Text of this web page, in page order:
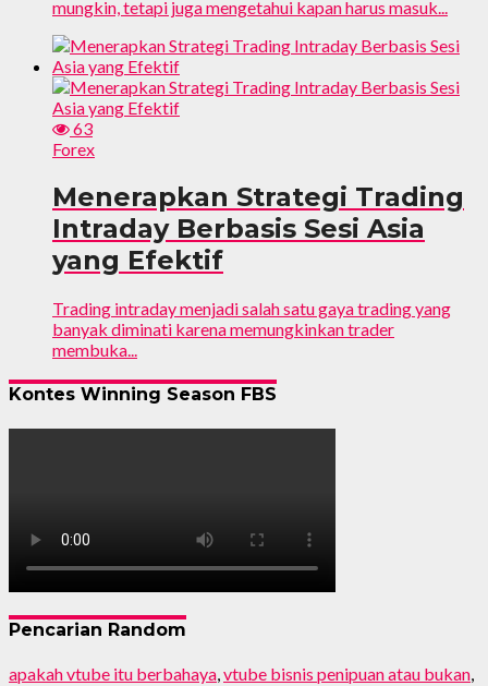
mungkin, tetapi juga mengetahui kapan harus masuk...
63
Forex
Menerapkan Strategi Trading
Intraday Berbasis Sesi Asia
yang Efektif
Trading intraday menjadi salah satu gaya trading yang
banyak diminati karena memungkinkan trader
membuka...
Kontes Winning Season FBS
Pencarian Random
apakah vtube itu berbahaya,vtube bisnis penipuan atau bukan,